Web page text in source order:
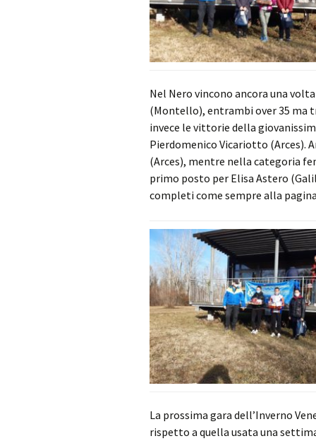
Nel Nero vincono ancora una
(Montello), entrambi over 35 ma
invece le vittorie della
Pierdomenico Vicariotto (Arces).
(Arces), mentre nella categoria
primo posto per Elisa Astero
completi come sempre alla
La prossima gara dell’Inverno
rispetto a quella usata una